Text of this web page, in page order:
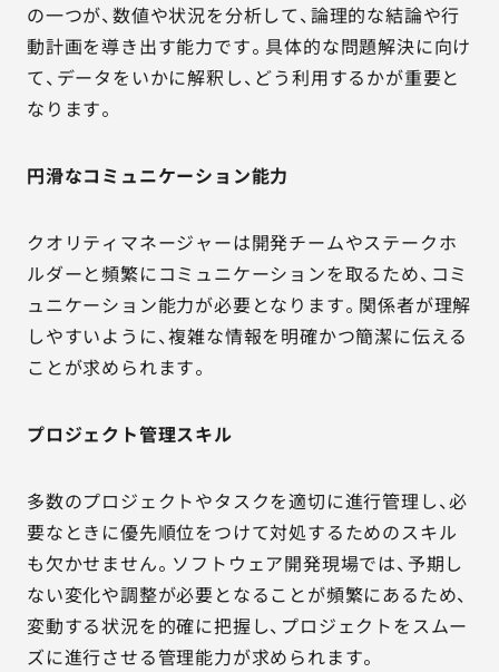
の一つが、数値や状況を分析して、論理的な結論や行
動計画を導き出す能力です。具体的な問題解決に向け
て、データをいかに解釈し、どう利用するかが重要と
なります。
円滑なコミュニケーション能力
クオリティマネージャーは開発チームやステークホ
ルダーと頻繁にコミュニケーションを取るため、コミ
ュニケーション能力が必要となります。関係者が理解
しやすいように、複雑な情報を明確かつ簡潔に伝える
ことが求められます。
プロジェクト管理スキル
多数のプロジェクトやタスクを適切に進行管理し、必
要なときに優先順位をつけて対処するためのスキル
も欠かせません。ソフトウェア開発現場では、予期し
ない変化や調整が必要となることが頻繁にあるため、
変動する状況を的確に把握し、プロジェクトをスムー
ズに進行させる管理能力が求められます。